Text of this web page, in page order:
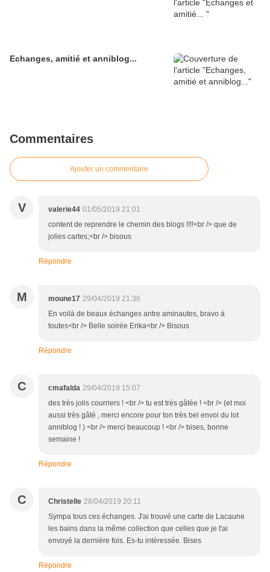
Echanges, amitié et anniblog...
Commentaires
Ajouter un commentaire
V valerie44 01/05/2019 21:01
content de reprendre le chemin des blogs !!!!<br /> que de
jolies cartes;<br /> bisous
Répondre
M moune17 29/04/2019 21:36
En voilà de beaux échanges antre aminautes, bravo à
toutes<br /> Belle soirée Erika<br /> Bisous
Répondre
C cmafalda 29/04/2019 15:07
des très jolis courriers ! <br /> tu est très gâtée ! <br /> (et moi
aussi très gâté , merci encore pour ton très bel envoi du lot
anniblog ! ) <br /> merci beaucoup ! <br /> bises, bonne
semaine !
Répondre
C Christelle 28/04/2019 20:11
Sympa tous ces échanges. J'ai trouvé une carte de Lacaune
les bains dans la même collection que celles que je t'ai
envoyé la dernière fois. Es-tu intéressée. Bises
Répondre